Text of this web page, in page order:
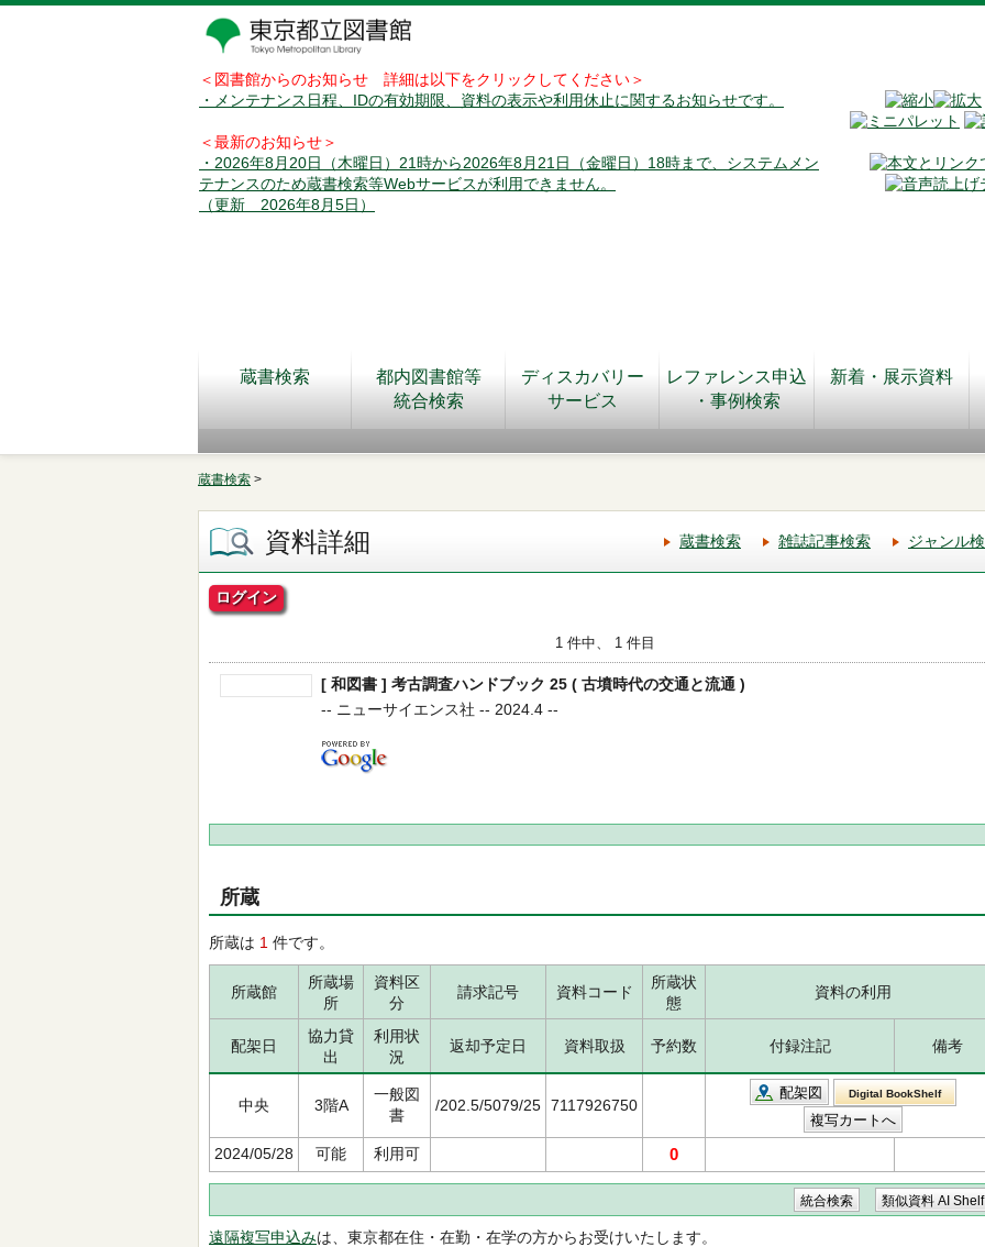
＜図書館からのお知らせ 詳細は以下をクリックしてください＞
・メンテナンス日程、IDの有効期限、資料の表示や利用休止に関するお知らせです。
＜最新のお知らせ＞
・2026年8月20日（木曜日）21時から2026年8月21日（金曜日）18時まで、システムメン
テナンスのため蔵書検索等Webサービスが利用できません。
（更新 2026年8月5日）
蔵書検索
都内図書館等
統合検索
ディスカバリー
サービス
レファレンス申込
・事例検索
新着・展示資料
蔵書検索 >
資料詳細 蔵書検索 雑誌記事検索 ジャンル
ログイン
1 件中、 1 件目
[ 和図書 ] 考古調査ハンドブック 25 ( 古墳時代の交通と流通 )
-- ニューサイエンス社 -- 2024.4 --
所蔵
所蔵は 1 件です。
所蔵館
所蔵場
所
資料区
分
請求記号 資料コード
所蔵状
態
資料の利用
配架日
協力貸
出
利用状
況
返却予定日 資料取扱 予約数 付録注記 備考
中央 3階A
一般図
書
/202.5/5079/25 7117926750
配架図 Digital BookShelf
2024/05/28 可能 利用可 0
遠隔複写申込みは、東京都在住・在勤・在学の方からお受けいたします。